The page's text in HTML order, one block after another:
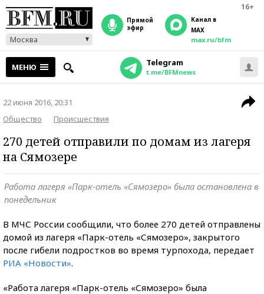
16+
Москва
прямой
эфир
Канал в
MAX
max.ru/bfm
МЕНЮ Telegram
t.me/BFMnews
22 июня 2016, 20:31
Общество
Происшествия
270 детей отправили по домам из лагеря
на Сямозере
Работа лагеря «Парк-отель «Сямозеро» была остановлена в
понедельник
В МЧС России сообщили, что более 270 детей отправлены
домой из лагеря «Парк-отель «Сямозеро», закрытого
после гибели подростков во время турпохода, передает
РИА «Новости».
«Работа лагеря «Парк-отель «Сямозеро» была